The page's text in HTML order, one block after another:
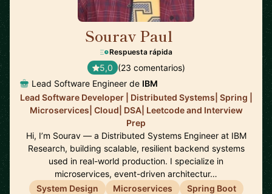
Sourav Paul
Respuesta rápida
5,0 (23 comentarios)
Lead Software Engineer de IBM
Lead Software Developer | Distributed Systems| Spring |
Microservices| Cloud| DSA| Leetcode and Interview
Prep
Hi, I’m Sourav — a Distributed Systems Engineer at IBM
Research, building scalable, resilient backend systems
used in real-world production. I specialize in
microservices, event-driven architectur…
System Design
Microservices
Spring Boot